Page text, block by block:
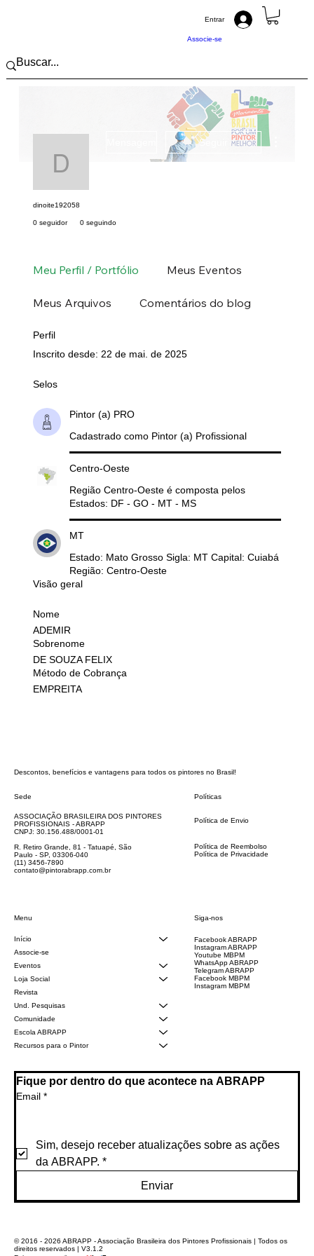
Associe-se
Entrar
dinoite192058
Seguir
dinoite192058
0 seguidor 0 seguindo
Meu Perfil / Portfólio Meus Eventos
Meus Arquivos Comentários do blog
Perfil
Inscrito desde: 22 de mai. de 2025
Selos
Pintor (a) PRO
Cadastrado como Pintor (a) Profissional
Centro-Oeste
Região Centro-Oeste é composta pelos
Estados: DF - GO - MT - MS
MT
Estado: Mato Grosso Sigla: MT Capital: Cuiabá
Região: Centro-Oeste
Visão geral
Nome
ADEMIR
Sobrenome
DE SOUZA FELIX
Método de Cobrança
EMPREITA
Descontos, benefícios e vantagens para todos os pintores no Brasil!
Sede
ASSOCIAÇÃO BRASILEIRA DOS PINTORES
PROFISSIONAIS - ABRAPP
CNPJ: 30.156.488/0001-01
R. Retiro Grande, 81 - Tatuapé, São
Paulo - SP, 03306-040
(11) 3456-7890
contato@pintorabrapp.com.br
Menu
Início
Associe-se
Eventos
Loja Social
Revista
Und. Pesquisas
Comunidade
Escola ABRAPP
Recursos para o Pintor
Políticas
Política de Envio
Política de Reembolso
Política de Privacidade
Siga-nos
Facebook ABRAPP
Instagram ABRAPP
Youtube MBPM
WhatsApp ABRAPP
Telegram ABRAPP
Facebook MBPM
Instagram MBPM
Fique por dentro do que acontece na ABRAPP
Email *
Sim, desejo receber atualizações sobre as ações
da ABRAPP. *
Enviar
© 2016 - 2026 ABRAPP - Associação Brasileira dos Pintores Profissionais | Todos os
direitos reservados | V3.1.2